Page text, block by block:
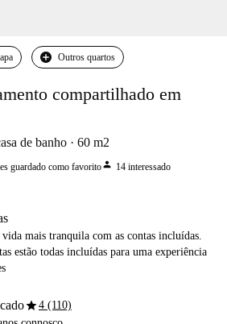
Outros quartos
compartilhado em
de banho 60 m2
guardado como favoritoperson 14 interessado
mais tranquila com as contas incluídas.
estão todas incluídas para uma experiência
star4 (110)